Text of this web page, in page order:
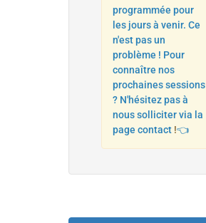
programmée pour
les jours à venir. Ce
n'est pas un
problème ! Pour
connaître nos
prochaines sessions
? N'hésitez pas à
nous solliciter via la
page contact!👈